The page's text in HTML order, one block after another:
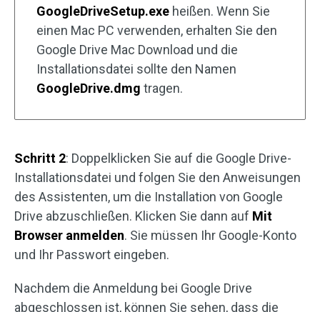
GoogleDriveSetup.exe heißen. Wenn Sie
einen Mac PC verwenden, erhalten Sie den
Google Drive Mac Download und die
Installationsdatei sollte den Namen
GoogleDrive.dmg tragen.
Schritt 2: Doppelklicken Sie auf die Google Drive-
Installationsdatei und folgen Sie den Anweisungen
des Assistenten, um die Installation von Google
Drive abzuschließen. Klicken Sie dann auf Mit
Browser anmelden. Sie müssen Ihr Google-Konto
und Ihr Passwort eingeben.
Nachdem die Anmeldung bei Google Drive
abgeschlossen ist, können Sie sehen, dass die